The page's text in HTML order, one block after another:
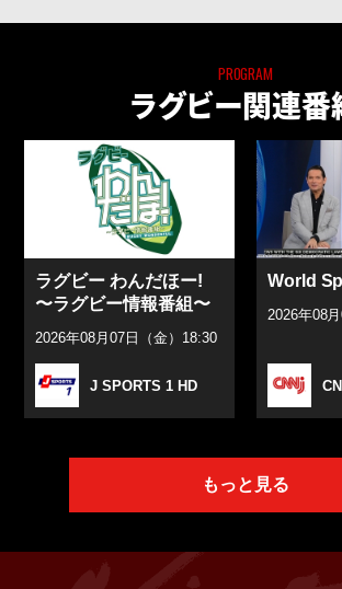
ラグビー関連番
PROGRAM
ラグビー わんだほー!
〜ラグビー情報番組〜
2026年08月07日（金）18:30
J SPORTS 1 HD
World
2026年08
もっと見る